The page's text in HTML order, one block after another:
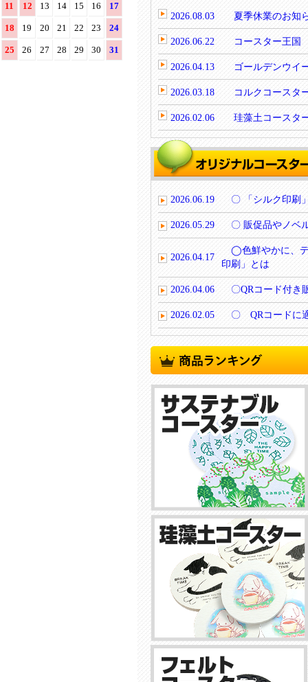
11 12 13 14 15 16 17
18 19 20 21 22 23 24
25 26 27 28 29 30 31
2026.08.03 夏季休業のお知
2026.06.22 コースター王国
2026.04.13 ゴールデンウイ
2026.03.18 コルクコースタ
2026.02.06 珪藻土コースタ
2026.06.19 〇 「シルク印刷
2026.05.29 〇 販促品やノベ
2026.04.17
◯色鮮やかに、デ
印刷」とは
2026.04.06 〇QRコード付き
2026.02.05 〇 QRコードに